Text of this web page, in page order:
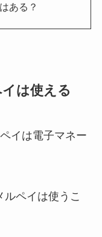
ある？
は使える
イは電子マネー
ペイは使うこ